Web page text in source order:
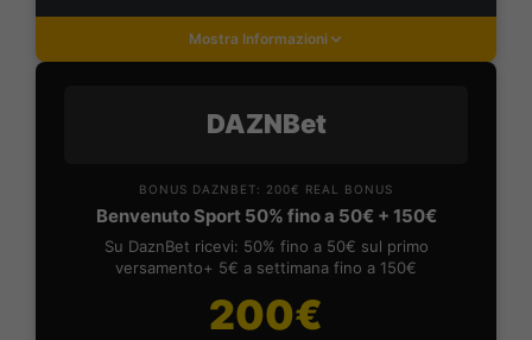
Mostra Informazioni
DAZNBet
BONUS DAZNBET: 200€ REAL BONUS
Benvenuto Sport 50% fino a 50€ + 150€
Su DaznBet ricevi: 50% fino a 50€ sul primo
versamento+ 5€ a settimana fino a 150€
200€